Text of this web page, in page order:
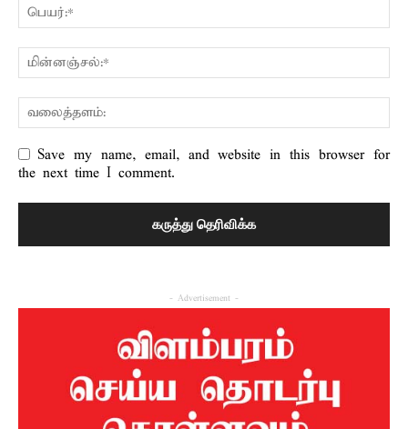
Save my name, email, and website in this browser for
the next time I comment.
- Advertisement -